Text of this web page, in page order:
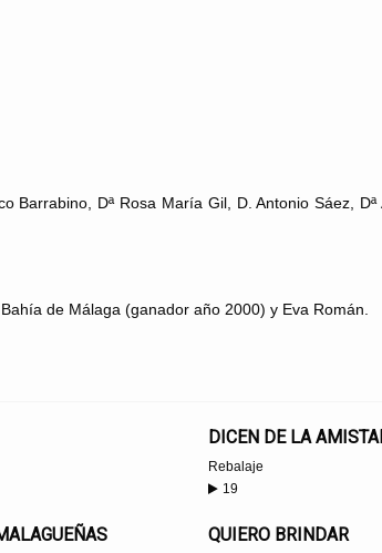
Barrabino, Dª Rosa María Gil, D. Antonio Sáez, Dª
de Málaga (ganador año 2000) y Eva Román.
DICEN DE LA
Rebalaje
19
QUIERO BRINDAR